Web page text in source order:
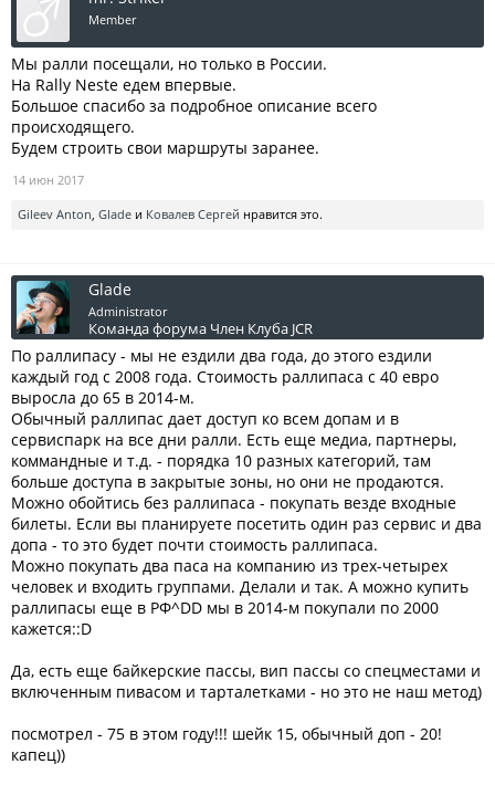
Member
Мы ралли посещали, но только в России.
На Rally Neste едем впервые.
Большое спасибо за подробное описание всего
происходящего.
Будем строить свои маршруты заранее.
14 июн 2017
Gileev Anton, Glade и Ковалев Сергей нравится это.
Glade
Administrator
Команда форума Член Клуба JCR
По раллипасу - мы не ездили два года, до этого ездили
каждый год с 2008 года. Стоимость раллипаса с 40 евро
выросла до 65 в 2014-м.
Обычный раллипас дает доступ ко всем допам и в
сервиспарк на все дни ралли. Есть еще медиа, партнеры,
коммандные и т.д. - порядка 10 разных категорий, там
больше доступа в закрытые зоны, но они не продаются.
Можно обойтись без раллипаса - покупать везде входные
билеты. Если вы планируете посетить один раз сервис и два
допа - то это будет почти стоимость раллипаса.
Можно покупать два паса на компанию из трех-четырех
человек и входить группами. Делали и так. А можно купить
раллипасы еще в РФ^DD мы в 2014-м покупали по 2000
кажется::D
Да, есть еще байкерские пассы, вип пассы со спецместами и
включенным пивасом и тарталетками - но это не наш метод)
посмотрел - 75 в этом году!!! шейк 15, обычный доп - 20!
капец))